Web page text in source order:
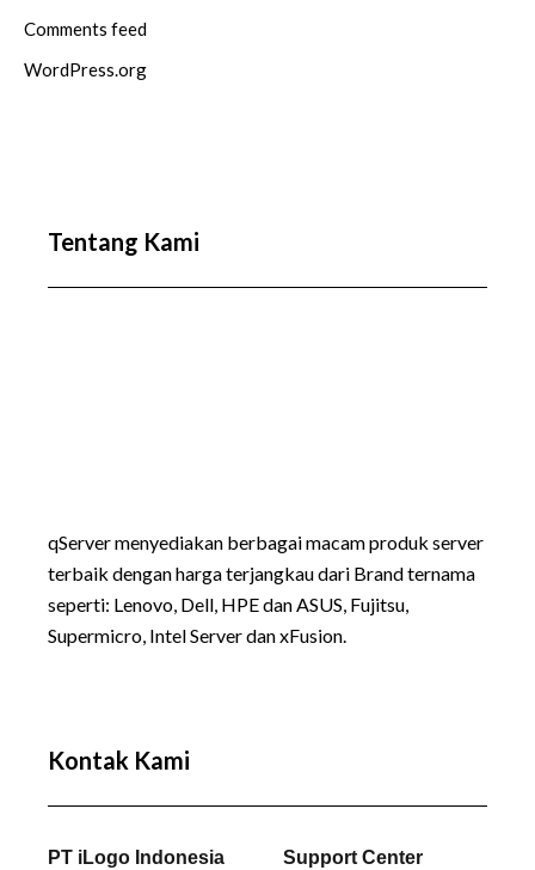
Comments feed
WordPress.org
Tentang Kami
qServer menyediakan berbagai macam produk server
terbaik dengan harga terjangkau dari Brand ternama
seperti: Lenovo, Dell, HPE dan ASUS, Fujitsu,
Supermicro, Intel Server dan xFusion.
Kontak Kami
PT iLogo Indonesia
Support Center